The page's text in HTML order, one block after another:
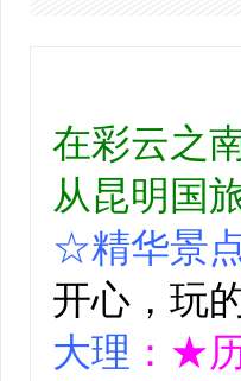
在彩云之
从昆明国
☆精华景
开心，玩
大理 ： ★